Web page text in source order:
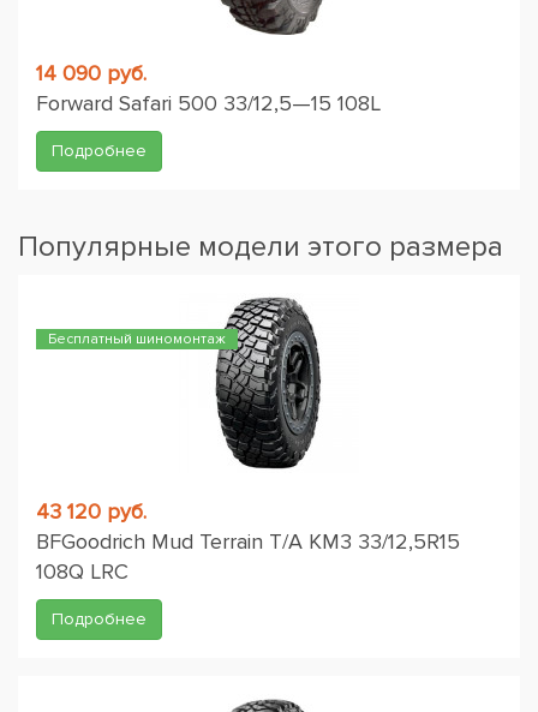
14 090 руб.
Forward Safari 500 33/12,5—15 108L
Подробнее
Популярные модели этого размера
Бесплатный шиномонтаж
43 120 руб.
BFGoodrich Mud Terrain T/A KM3 33/12,5R15
108Q LRC
Подробнее